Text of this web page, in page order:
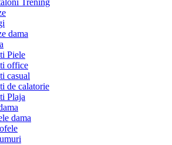
Trening
dama
Piele
office
casual
de calatorie
Plaja
dama